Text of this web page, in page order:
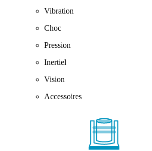
Vibration
Choc
Pression
Inertiel
Vision
Accessoires